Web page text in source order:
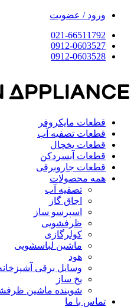
ورود / عضویت
021-66511792
0912-0603527
0912-0603528
قطعات مایکروفر
قطعات تصفیه آب
قطعات یخچال
قطعات آبسردکن
قطعات جاروبرقی
همه محصولات
تصفیه آب
اجاق گاز
اسپرسو ساز
ظرفشویی
کولرگازی
ماشین لباسشویی
هود
وسایل برقی
یخ ساز
شوینده ماشین
تماس با ما